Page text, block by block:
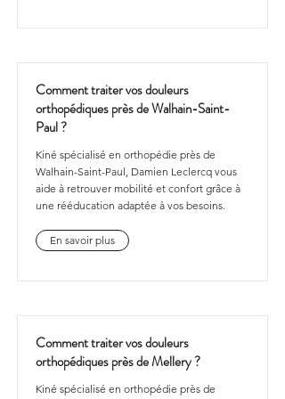
Comment traiter vos douleurs
orthopédiques près de Walhain-Saint-
Paul ?
Kiné spécialisé en orthopédie près de
Walhain-Saint-Paul, Damien Leclercq vous
aide à retrouver mobilité et confort grâce à
une rééducation adaptée à vos besoins.
En savoir plus
Comment traiter vos douleurs
orthopédiques près de Mellery ?
Kiné spécialisé en orthopédie près de